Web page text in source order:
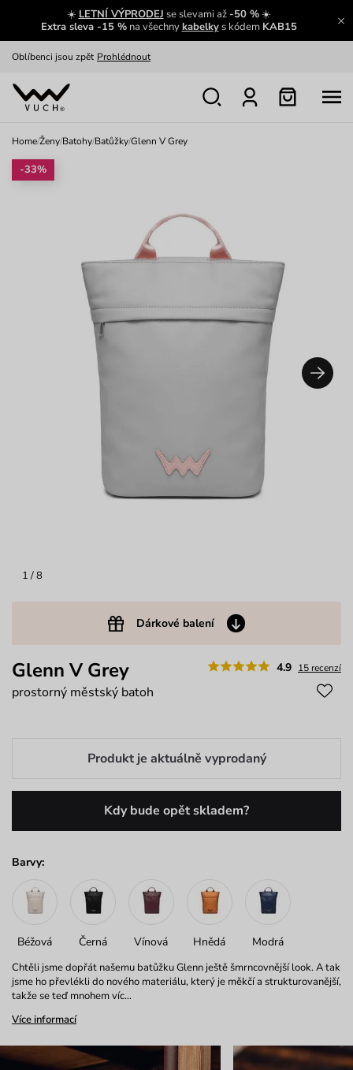
☀️ LETNÍ VÝPRODEJ se slevami až -50 %☀️
Extra sleva -15 %na všechnykabelkys kódem KAB15
Výměna a vrácení zdarma Zobrazit
Oblíbenci jsou zpět Prohlédnout
Nech se inspirovat
Home/Ženy/Batohy/Batůžky/Glenn V Grey
1 / 8
Dárkové balení
-33%
4.9 15 recenzí
Glenn V Grey
prostorný městský batoh
Produkt je aktuálně vyprodaný
Kdy bude opět skladem?
Barvy:
Béžová Černá Vínová Hnědá Modrá
Chtěli jsme dopřát našemu batůžku Glenn ještě šmrncovnější look. A tak
jsme ho převlékli do nového materiálu, který je měkčí a strukturovanější,
takže se teď mnohem víc…
Více informací